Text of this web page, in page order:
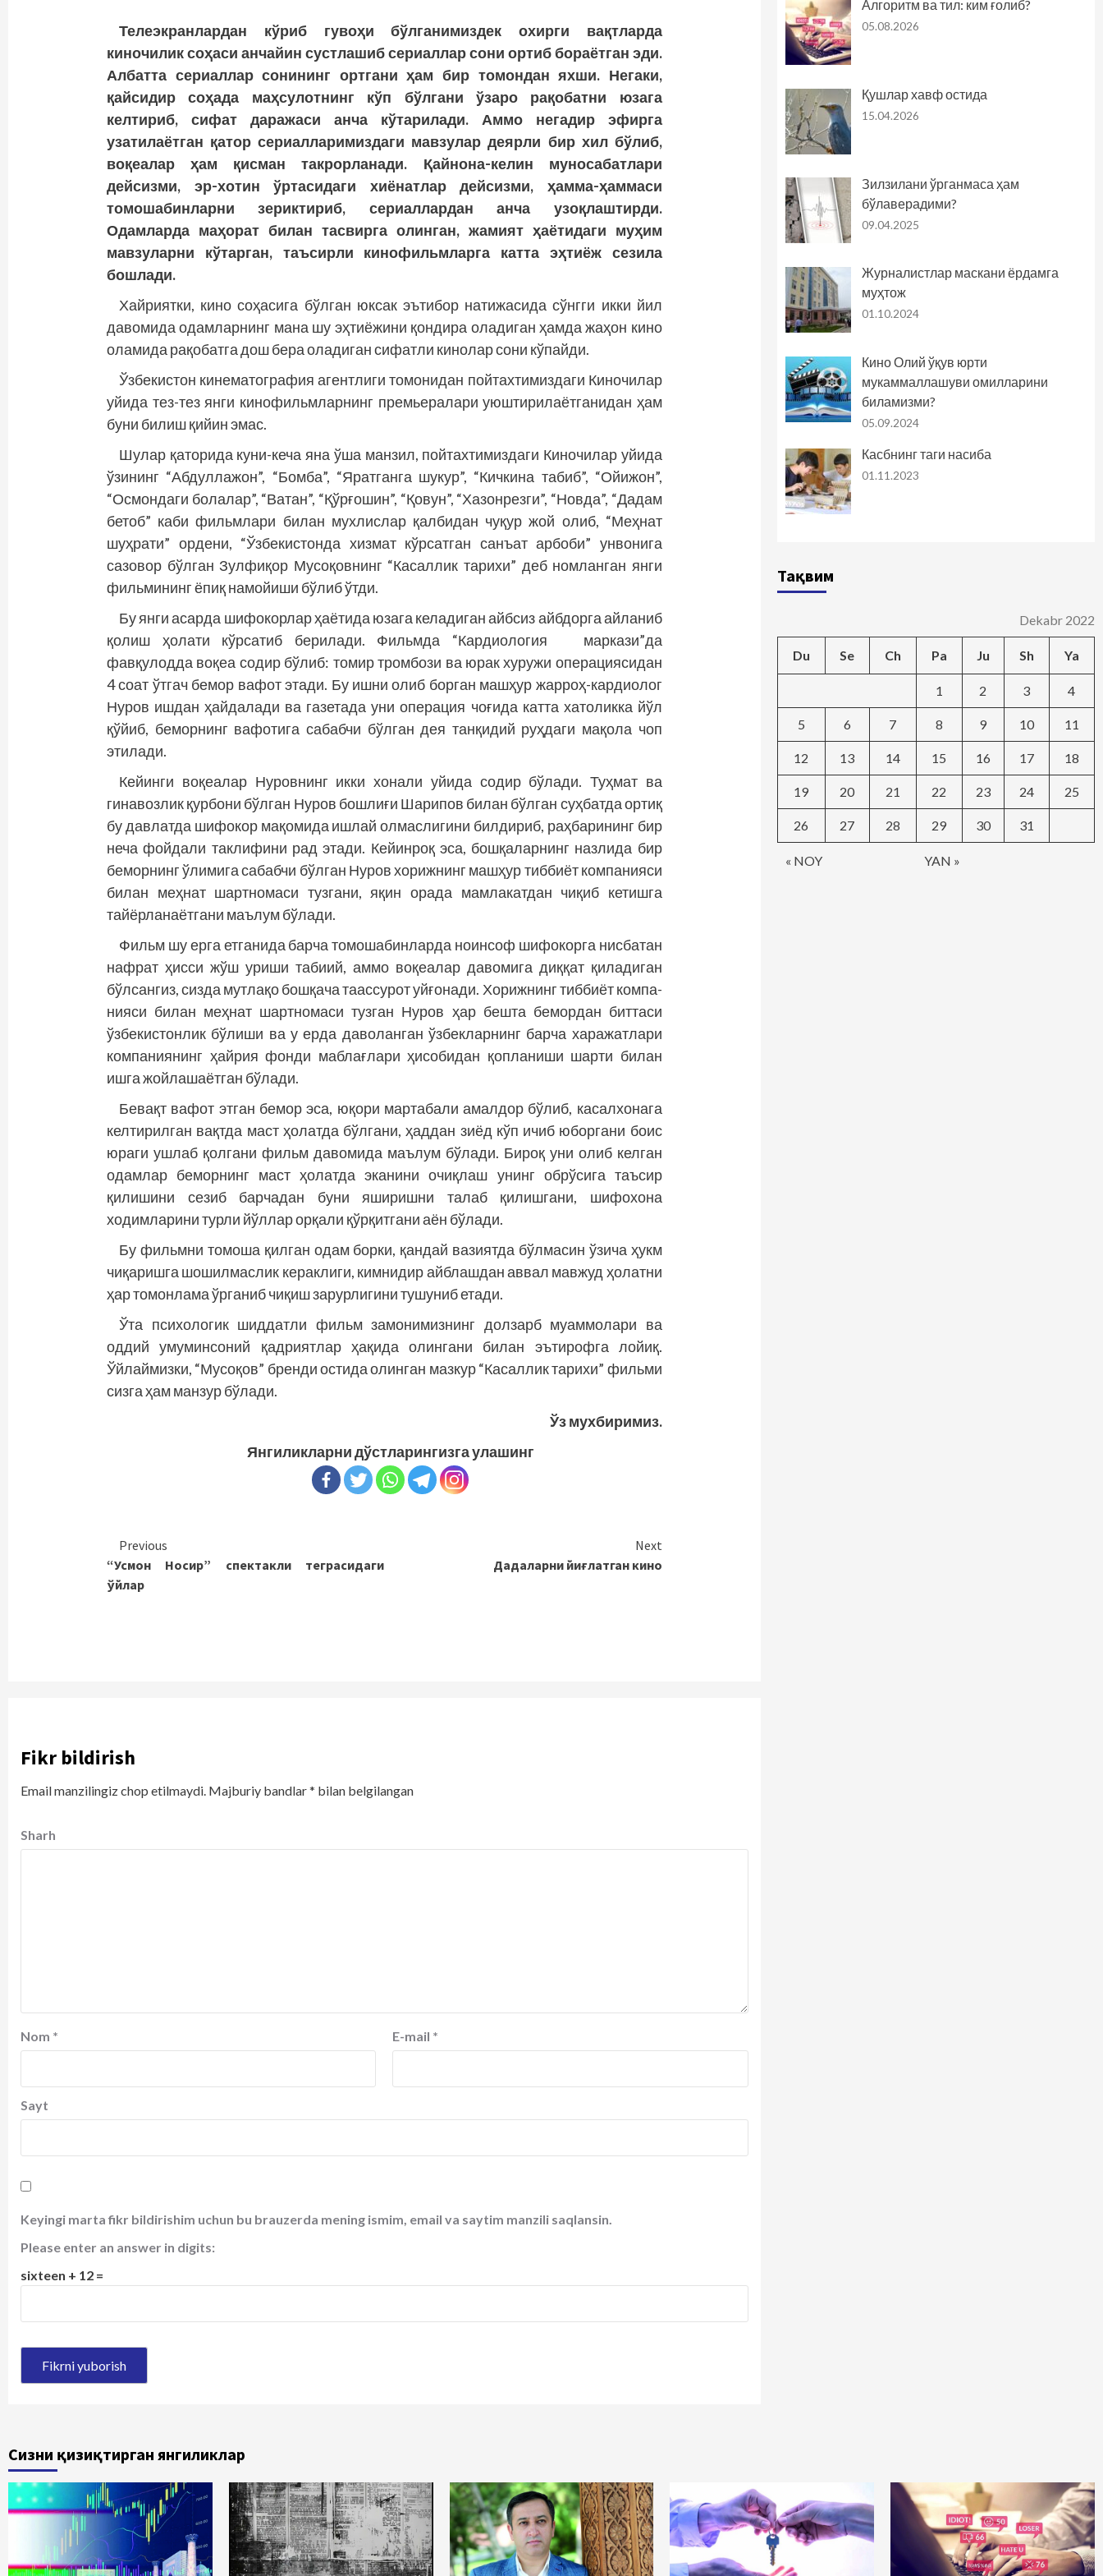
Телеэкранлардан кўриб гувоҳи бўлганимиздек охирги вақтларда
киночилик соҳаси анчайин сустлашиб сериаллар сони ортиб бораётган эди.
Албатта сериаллар сонининг ортгани ҳам бир томондан яхши. Негаки,
қайсидир соҳада маҳсулотнинг кўп бўлгани ўзаро рақобатни юзага
келтириб, сифат даражаси анча кўтарилади. Аммо негадир эфирга
узатилаётган қатор сериалларимиздаги мавзулар деярли бир хил бўлиб,
воқеалар ҳам қисман так­рорланади. Қайнона-келин муносабатлари
дейсизми, эр-хотин ўртасидаги хиёнатлар дейсизми, ҳамма-ҳаммаси
томошабинларни зериктириб, сериаллардан анча узоқлаштирди.
Одамларда маҳорат билан тасвирга олинган, жамият ҳаётидаги муҳим
мавзуларни кўтарган, таъсирли кинофильмларга катта эҳтиёж сезила
бошлади.
Хайриятки, кино соҳасига бўлган юксак эътибор натижасида сўнгги икки йил
давомида одамларнинг мана шу эҳтиёжини қондира оладиган ҳамда жаҳон кино
оламида рақобатга дош бера оладиган сифатли кинолар сони кўпайди.
Ўзбекистон кинематография агентлиги томонидан пойтахтимиздаги Киночилар
уйида тез-тез янги кинофильмларнинг премьералари уюштирилаётганидан ҳам
буни билиш қийин эмас.
Шулар қаторида куни-кеча яна ўша манзил, пойтахтимиздаги Киночилар уйида
ўзининг “Абдуллажон”, “Бомба”, “Яратганга шукур”, “Кичкина табиб”, “Ойижон”,
“Осмондаги болалар”, “Ватан”, “Қўрғошин”, “Қовун”, “Хазонрезги”, “Новда”, “Дадам
бетоб” каби фильмлари билан мухлислар қалбидан чуқур жой олиб, “Меҳнат
шуҳрати” ордени, “Ўзбекистонда хизмат кўрсатган санъат арбоби” унвонига
сазовор бўлган Зулфиқор Мусоқовнинг “Касаллик тарихи” деб номланган янги
фильмининг ёпиқ намойиши бўлиб ўтди.
Бу янги асарда шифокорлар ҳаётида юзага келадиган айбсиз айбдорга айланиб
қолиш ҳолати кўрсатиб берилади. Фильмда “Кардиология маркази”да
фавқулодда воқеа содир бўлиб: томир тромбози ва юрак хуружи операциясидан
4 соат ўтгач бемор вафот этади. Бу ишни олиб борган машҳур жарроҳ-кардиолог
Нуров ишдан ҳайдалади ва газетада уни операция чоғида катта хатоликка йўл
қўйиб, беморнинг вафотига сабабчи бўлган дея танқидий руҳдаги мақола чоп
этилади.
Кейинги воқеалар Нуровнинг икки хонали уйида содир бўлади. Туҳмат ва
гинавозлик қурбони бўлган Нуров бошлиғи Шарипов билан бўлган суҳбатда ортиқ
бу давлатда шифокор мақомида ишлай олмаслигини билдириб, раҳбарининг бир
неча фойдали таклифини рад этади. Ке­йинроқ эса, бошқаларнинг назлида бир
беморнинг ўлимига сабабчи бўлган Нуров хорижнинг машҳур тиббиёт компанияси
билан меҳнат шартномаси тузгани, яқин орада мамлакатдан чиқиб кетишга
тайёрланаётгани маълум бўлади.
Фильм шу ерга етганида барча томошабинларда ноинсоф шифокорга нисбатан
нафрат ҳисси жўш уриши табиий, аммо воқеалар давомига диққат қиладиган
бўлсангиз, сизда мутлақо бошқача таассурот уйғонади. Хорижнинг тиббиёт компа­
нияси билан меҳнат шартномаси тузган Нуров ҳар бешта бемордан биттаси
ўзбекис­тонлик бўлиши ва у ерда даволанган ўзбекларнинг барча харажатлари
компаниянинг ҳайрия фонди маблағлари ҳисобидан қопланиши шарти билан
ишга жойлашаётган бўлади.
Бевақт вафот этган бемор эса, юқори мартабали амалдор бўлиб, касалхонага
келтирилган вақтда маст ҳолатда бўлгани, ҳаддан зиёд кўп ичиб юборгани боис
юраги ушлаб қолгани фильм давомида маълум бўлади. Бироқ уни олиб келган
одамлар беморнинг маст ҳолатда эканини очиқлаш унинг обрўсига таъсир
қилишини сезиб барчадан буни яширишни талаб қилишгани, шифохона
ходимларини турли йўллар орқали қўрқитгани аён бўлади.
Бу фильмни томоша қилган одам борки, қандай вазиятда бўлмасин ўзича ҳукм
чиқаришга шошилмаслик кераклиги, кимнидир айблашдан аввал мавжуд ҳолатни
ҳар томонлама ўрганиб чиқиш зарурлигини тушуниб етади.
Ўта психологик шиддатли фильм замонимизнинг долзарб муаммолари ва
оддий умуминсоний қадриятлар ҳақида олингани билан эътирофга лойиқ.
Ўйлаймизки, “Мусоқов” бренди остида олинган мазкур “Касаллик тарихи” фильми
сизга ҳам манзур бўлади.
Ўз мухбиримиз.
Янгиликларни дўстларингизга улашинг
Continue
Reading
Previous
“Усмон Носир” спектакли теграсидаги
ўйлар
Next
Дадаларни йиғлатган кино
Fikr bildirish
Email manzilingiz chop etilmaydi. Majburiy bandlar* bilan belgilangan
Sharh
Nom * E-mail *
Sayt
Keyingi marta fikr bildirishim uchun bu brauzerda mening ismim, email va saytim manzili saqlansin.
Please enter an answer in digits:
sixteen + 12 =
Алгоритм ва тил: ким ғолиб?
05.08.2026
Қушлар хавф остида
15.04.2026
Зилзилани ўрганмаса ҳам
бўлаверадими?
09.04.2025
Журналистлар маскани ёрдамга
муҳтож
01.10.2024
Кино Олий ўқув юрти
мукаммаллашуви омилларини
биламизми?
05.09.2024
Касбнинг таги насиба
01.11.2023
Тақвим
Dekabr 2022
Du Se Ch Pa Ju Sh Ya
« NOY YAN »
1 2 3 4
5 6 7 8 9 10 11
12 13 14 15 16 17 18
19 20 21 22 23 24 25
26 27 28 29 30 31
Сизни қизиқтирган янгиликлар